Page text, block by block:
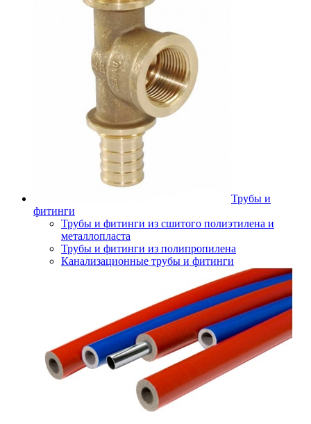
Трубы и
фитинги
Трубы и фитинги из сшитого полиэтилена и
металлопласта
Трубы и фитинги из полипропилена
Канализационные трубы и фитинги